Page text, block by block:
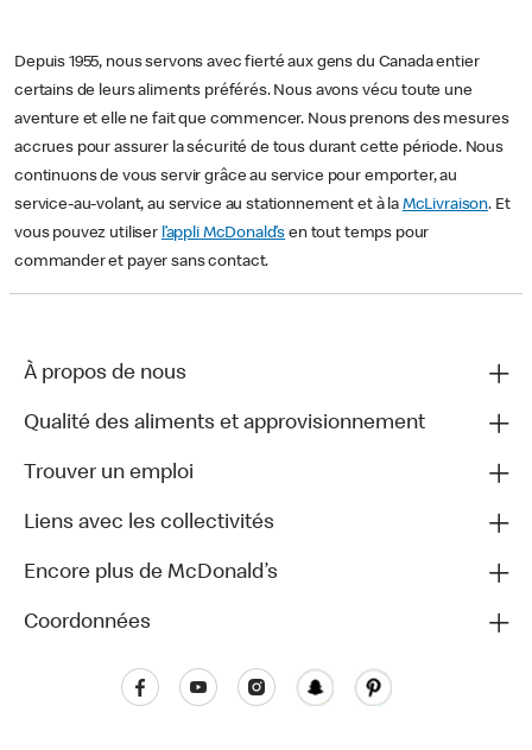
Depuis 1955, nous servons avec fierté aux gens du Canada entier
certains de leurs aliments préférés. Nous avons vécu toute une
aventure et elle ne fait que commencer. Nous prenons des mesures
accrues pour assurer la sécurité de tous durant cette période. Nous
continuons de vous servir grâce au service pour emporter, au
service-au-volant, au service au stationnement et à la McLivraison. Et
vous pouvez utiliser l’appli McDonald’s en tout temps pour
commander et payer sans contact.
À propos de nous
Qualité des aliments et approvisionnement
Trouver un emploi
Liens avec les collectivités
Encore plus de McDonald’s
Coordonnées